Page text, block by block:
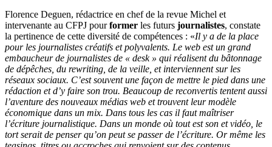
Florence Deguen, rédactrice en chef de la revue Michel et
intervenante au CFPJ pourformer les futurs journalistes, constate
la pertinence de cette diversité de compétences : «Il y a de la place
pour les journalistes créatifs et polyvalents. Le web est un grand
embaucheur de journalistes de « desk » qui réalisent du bâtonnage
de dépêches, du rewriting, de la veille, et interviennent sur les
réseaux sociaux. C’est souvent une façon de mettre le pied dans une
rédaction et d’y faire son trou. Beaucoup de reconvertis tentent aussi
l’aventure des nouveaux médias web et trouvent leur modèle
économique dans un mix. Dans tous les cas il faut maîtriser
l’écriture journalistique. Dans un monde où tout est son et vidéo, le
tort serait de penser qu’on peut se passer de l’écriture. Or même les